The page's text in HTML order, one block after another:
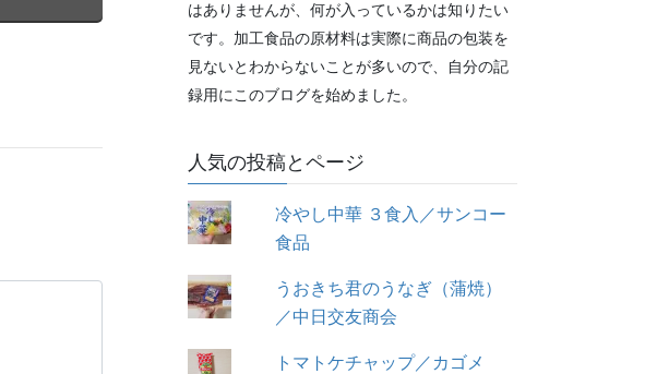
はありませんが、何が入っているかは知りたい
です。加工食品の原材料は実際に商品の包装を
見ないとわからないことが多いので、自分の記
録用にこのブログを始めました。
人気の投稿とページ
冷やし中華 ３食入／サンコー
食品
うおきち君のうなぎ（蒲焼）
／中日交友商会
トマトケチャップ／カゴメ